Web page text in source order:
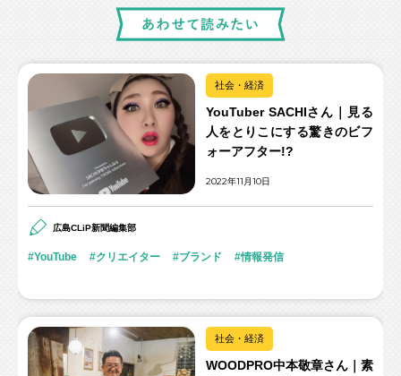
社会・経済
YouTuber SACHIさん｜見る
人をとりこにする驚きのビフ
ォーアフター!?
2022年11月10日
広島CLiP新聞編集部
YouTube クリエイター ブランド 情報発信
社会・経済
WOODPRO中本敬章さん｜素